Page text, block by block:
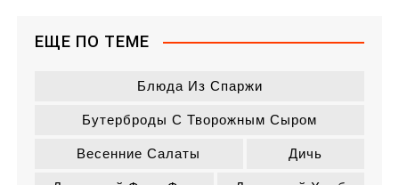
ЕЩЕ ПО ТЕМЕ
Блюда Из Спаржи
Бутерброды С Творожным Сыром
Весенние Салаты Дичь